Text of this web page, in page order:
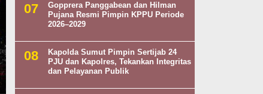
Gopprera Panggabean dan Hilman
Pujana Resmi Pimpin KPPU Periode
2026–2029
Kapolda Sumut Pimpin Sertijab 24
PJU dan Kapolres, Tekankan Integritas
dan Pelayanan Publik